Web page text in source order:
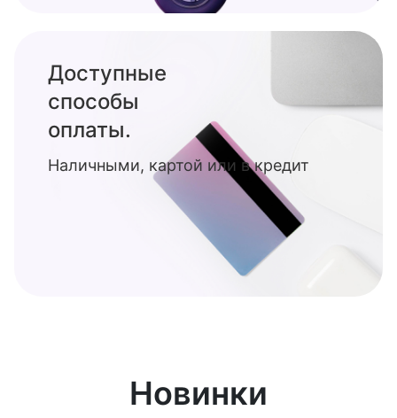
Доступные
способы
оплаты.
Наличными, картой или в кредит
Новинки